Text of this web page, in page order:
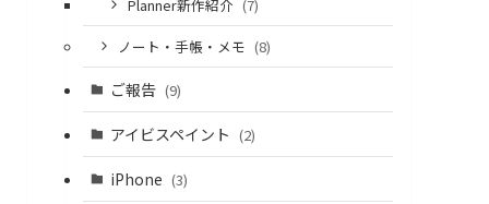
Planner新作紹介 (7)
ノート・手帳・メモ (8)
ご報告 (9)
アイビスペイント (2)
iPhone (3)